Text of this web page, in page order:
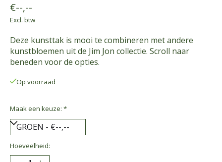
€--,--
Excl. btw
Deze kunsttak is mooi te combineren met andere
kunstbloemen uit de Jim Jon collectie. Scroll naar
beneden voor de opties.
Op voorraad
Maak een keuze: *
Hoeveelheid: